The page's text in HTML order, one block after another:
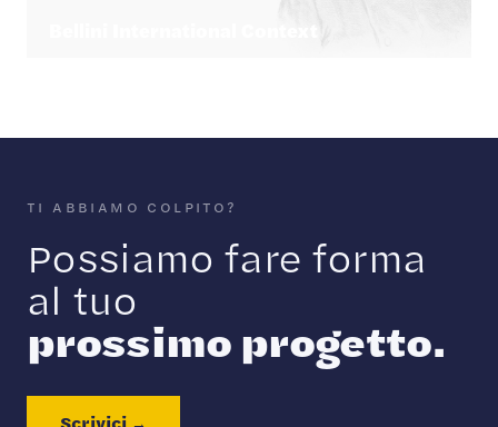
TI ABBIAMO COLPITO?
Possiamo fare forma
al tuo
prossimo progetto.